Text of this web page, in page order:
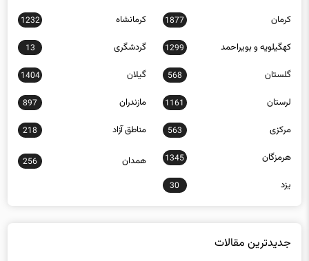
کرمان 1877 کرمانشاه 1232
کهگیلویه و بویراحمد 1299 گردشگری 13
گلستان 568 گیلان 1404
لرستان 1161 مازندران 897
مرکزی 563 مناطق آزاد 218
هرمزگان 1345 همدان 256
یزد 30
جدیدترین مقالات